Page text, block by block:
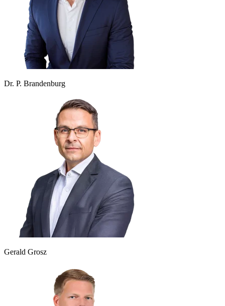
Dr. P. Brandenburg
Gerald Grosz